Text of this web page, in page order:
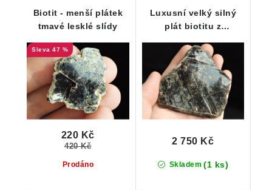
Biotit - menší plátek
tmavé lesklé slídy
47 %
Prodáno
220 Kč
420 Kč
Luxusní velký silný
plát biotitu z
Sběratelská záležitost
- Krupka
Skladem (1 ks)
2 750 Kč